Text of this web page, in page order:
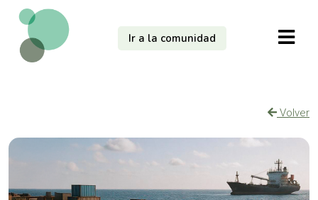
Ir a la comunidad
Volver